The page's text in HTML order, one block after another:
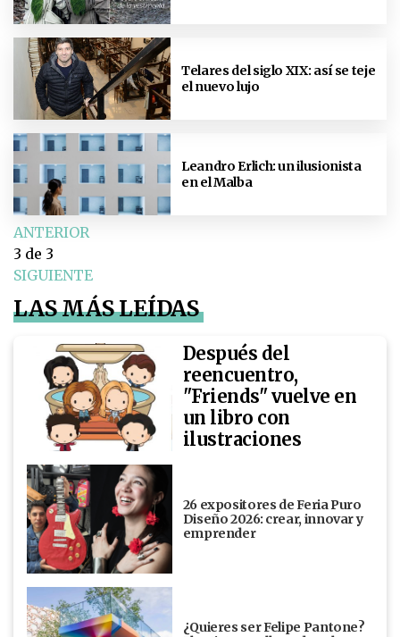
Telares del siglo XIX: así se teje
el nuevo lujo
Leandro Erlich: un ilusionista
en el Malba
ANTERIOR
3 de 3
SIGUIENTE
LAS MÁS LEÍDAS
Después del
reencuentro,
"Friends" vuelve en
un libro con
ilustraciones
26 expositores de Feria Puro
Diseño 2026: crear, innovar y
emprender
¿Quieres ser Felipe Pantone?